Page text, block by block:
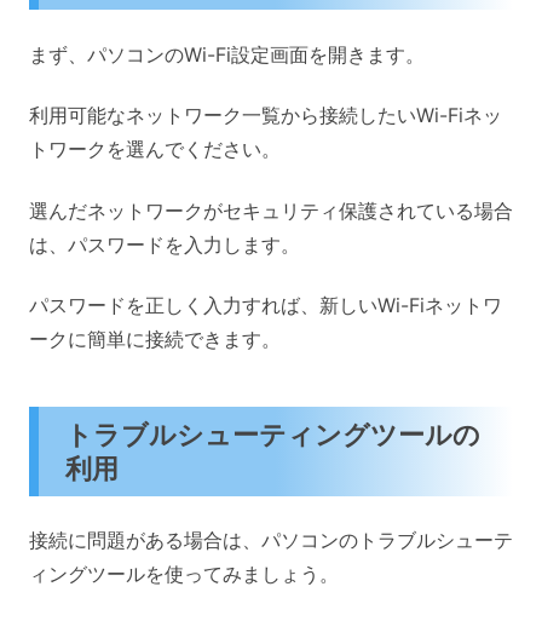
まず、パソコンのWi-Fi設定画面を開きます。
利用可能なネットワーク一覧から接続したいWi-Fiネッ
トワークを選んでください。
選んだネットワークがセキュリティ保護されている場合
は、パスワードを入力します。
パスワードを正しく入力すれば、新しいWi-Fiネットワ
ークに簡単に接続できます。
トラブルシューティングツールの
利用
接続に問題がある場合は、パソコンのトラブルシューテ
ィングツールを使ってみましょう。